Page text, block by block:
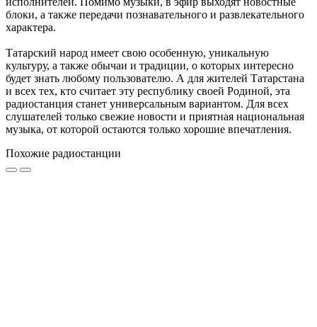
блоки, а также передачи познавательного и развлекательного
характера.
Татарский народ имеет свою особенную, уникальную
культуру, а также обычаи и традиции, о которых интересно
будет знать любому пользователю. А для жителей Татарстана
и всех тех, кто считает эту республику своей Родиной, эта
радиостанция станет универсальным вариантом. Для всех
слушателей только свежие новости и приятная национальная
музыка, от которой остаются только хорошие впечатления.
Похожие радиостанции